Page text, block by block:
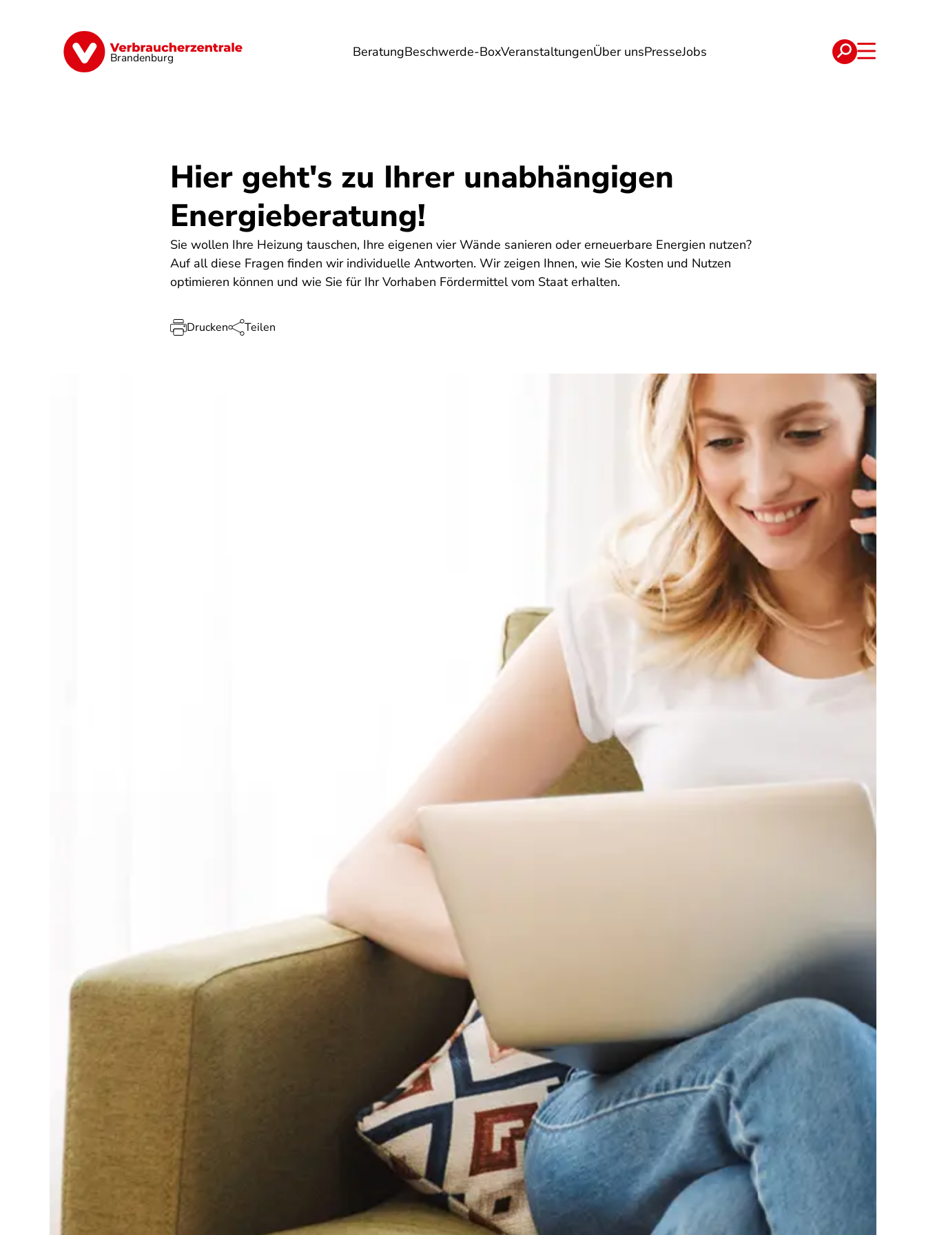
Brandenburg BeratungBeschwerde-BoxVeranstaltungenÜber unsPresseJobs
Finanzen Digitales Lebensmittel Umwelt Gesundheit Energie Reise Verträge
Hier geht's zu Ihrer unabhängigen
Energieberatung!
Sie wollen Ihre Heizung tauschen, Ihre eigenen vier Wände sanieren oder erneuerbare Energien nutzen?
Auf all diese Fragen finden wir individuelle Antworten. Wir zeigen Ihnen, wie Sie Kosten und Nutzen
optimieren können und wie Sie für Ihr Vorhaben Fördermittel vom Staat erhalten.
Drucken Teilen